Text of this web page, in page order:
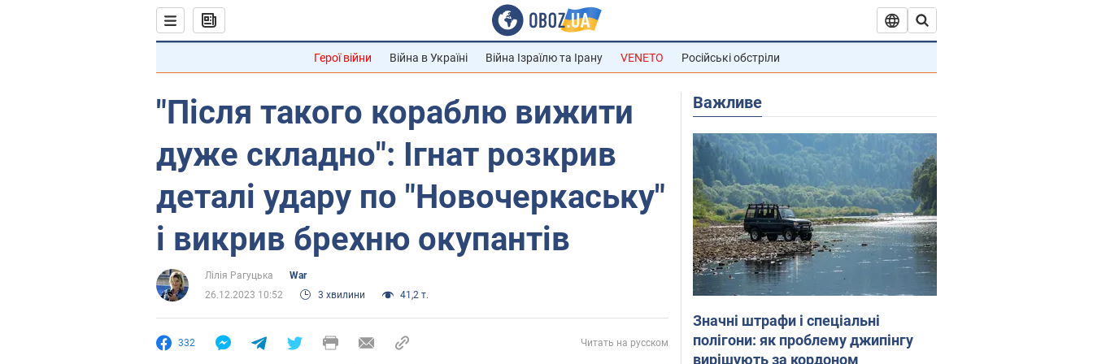
Герої війни Війна в Україні Війна Ізраїлю та Ірану VENETO Російські обстріли
"Після такого кораблю вижити
дуже складно": Ігнат розкрив
деталі удару по "Новочеркаську"
і викрив брехню окупантів
Лілія Рагуцька
War
26.12.2023 10:52
3 хвилини 41,2 т.
332 Читать на русском
Важливе
Значні штрафи і спеціальні
полігони: як проблему джипінгу
вирішують за кордоном